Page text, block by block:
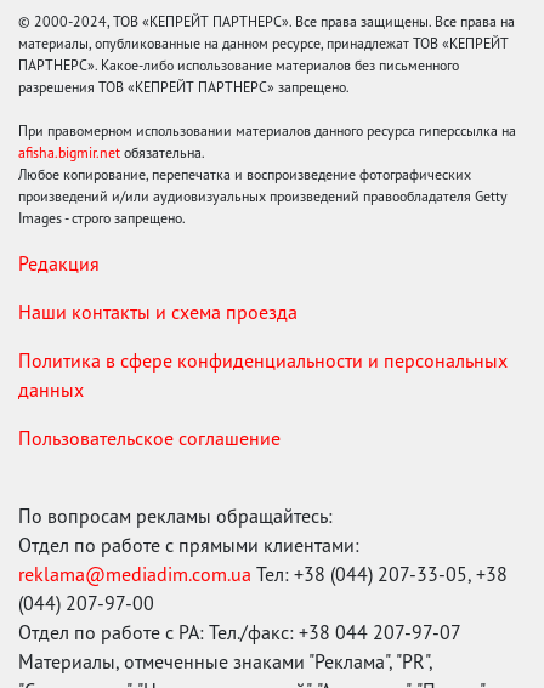
© 2000-2024, ТОВ «КЕПРЕЙТ ПАРТНЕРС». Все права защищены. Все права на
материалы, опубликованные на данном ресурсе, принадлежат ТОВ «КЕПРЕЙТ
ПАРТНЕРС». Какое-либо использование материалов без письменного
разрешения ТОВ «КЕПРЕЙТ ПАРТНЕРС» запрещено.
При правомерном использовании материалов данного ресурса гиперссылка на
afisha.bigmir.net обязательна.
Любое копирование, перепечатка и воспроизведение фотографических
произведений и/или аудиовизуальных произведений правообладателя Getty
Images - строго запрещено.
Редакция
Наши контакты и схема проезда
Политика в сфере конфиденциальности и персональных
данных
Пользовательское соглашение
По вопросам рекламы обращайтесь:
Отдел по работе с прямыми клиентами:
reklama@mediadim.com.ua Тел: +38 (044) 207-33-05, +38
(044) 207-97-00
Отдел по работе с РА: Тел./факс: +38 044 207-97-07
Материалы, отмеченные знаками "Реклама", "PR",